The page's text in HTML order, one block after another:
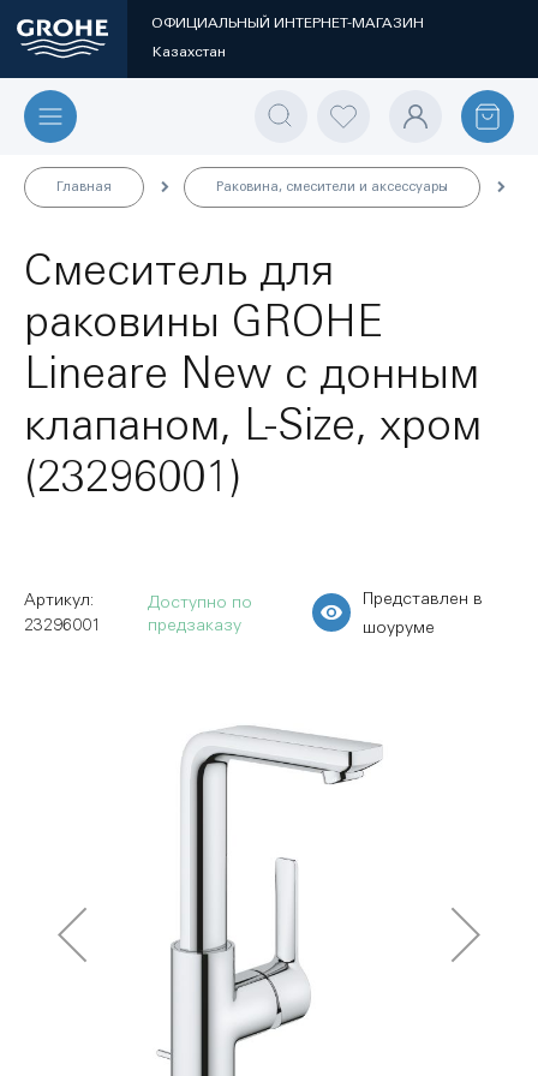
ОФИЦИАЛЬНЫЙ ИНТЕРНЕТ-МАГАЗИН
Казахстан
Главная Раковина, смесители и аксессуары
Смеситель для
раковины GROHE
Lineare New с донным
клапаном, L-Size, хром
(23296001)
Представлен в
шоуруме
Доступно по
предзаказу
23296001